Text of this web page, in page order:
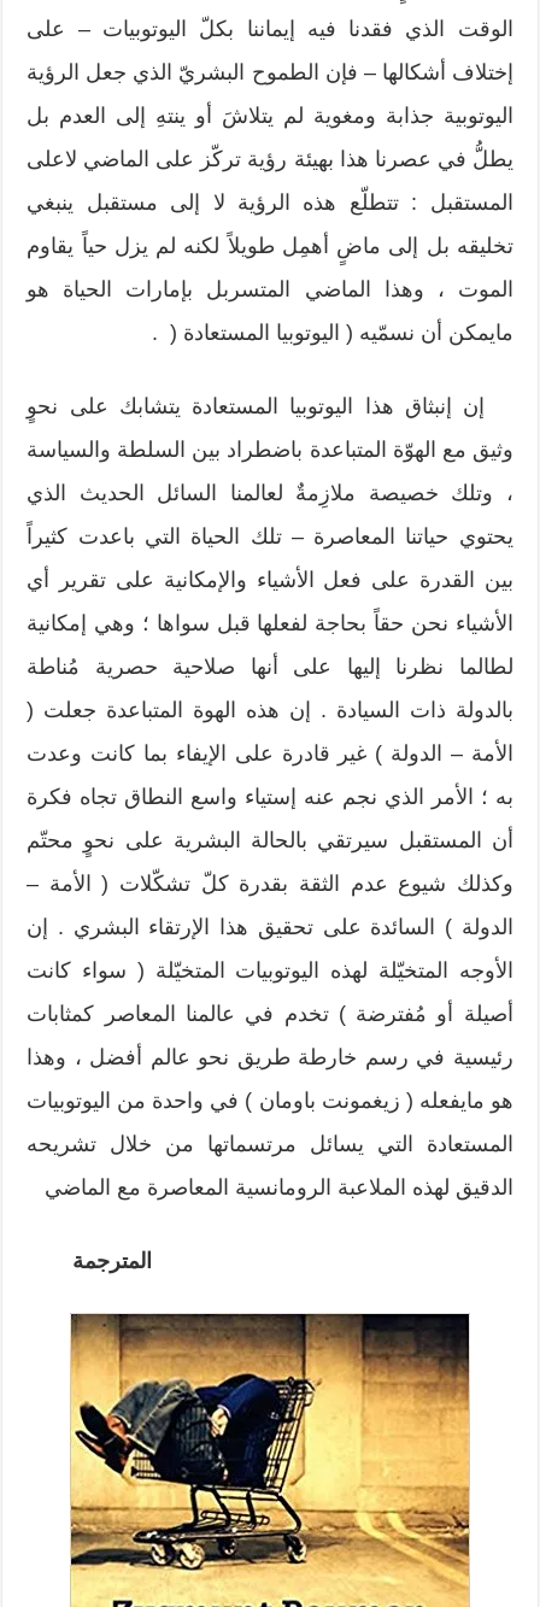
الوقت الذي فقدنا فيه إيماننا بكلّ اليوتوبيات – على
إختلاف أشكالها – فإن الطموح البشريّ الذي جعل الرؤية
اليوتوبية جذابة ومغوية لم يتلاشَ أو ينتهِ إلى العدم بل
يطلُّ في عصرنا هذا بهيئة رؤية تركّز على الماضي لاعلى
المستقبل : تتطلّع هذه الرؤية لا إلى مستقبل ينبغي
تخليقه بل إلى ماضٍ أهمِل طويلاً لكنه لم يزل حياً يقاوم
الموت ، وهذا الماضي المتسربل بإمارات الحياة هو
مايمكن أن نسمّيه ( اليوتوبيا المستعادة ( .
إن إنبثاق هذا اليوتوبيا المستعادة يتشابك على نحوٍ
وثيق مع الهوّة المتباعدة باضطراد بين السلطة والسياسة
، وتلك خصيصة ملازِمةٌ لعالمنا السائل الحديث الذي
يحتوي حياتنا المعاصرة – تلك الحياة التي باعدت كثيراً
بين القدرة على فعل الأشياء والإمكانية على تقرير أي
الأشياء نحن حقاً بحاجة لفعلها قبل سواها ؛ وهي إمكانية
لطالما نظرنا إليها على أنها صلاحية حصرية مُناطة
بالدولة ذات السيادة . إن هذه الهوة المتباعدة جعلت (
الأمة – الدولة ) غير قادرة على الإيفاء بما كانت وعدت
به ؛ الأمر الذي نجم عنه إستياء واسع النطاق تجاه فكرة
أن المستقبل سيرتقي بالحالة البشرية على نحوٍ محتّم
وكذلك شيوع عدم الثقة بقدرة كلّ تشكّلات ( الأمة –
الدولة ) السائدة على تحقيق هذا الإرتقاء البشري . إن
الأوجه المتخيّلة لهذه اليوتوبيات المتخيّلة ( سواء كانت
أصيلة أو مُفترضة ) تخدم في عالمنا المعاصر كمثابات
رئيسية في رسم خارطة طريق نحو عالم أفضل ، وهذا
هو مايفعله ( زيغمونت باومان ) في واحدة من اليوتوبيات
المستعادة التي يسائل مرتسماتها من خلال تشريحه
الدقيق لهذه الملاعبة الرومانسية المعاصرة مع الماضي
المترجمة